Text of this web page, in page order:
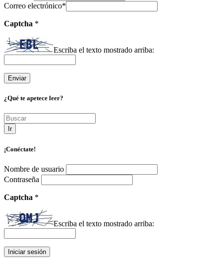
Correo electrónico*
Captcha *
Escriba el texto mostrado arriba:
¿Qué te apetece leer?
Ir
¡Conéctate!
Nombre de usuario
Contraseña
Captcha *
Escriba el texto mostrado arriba: